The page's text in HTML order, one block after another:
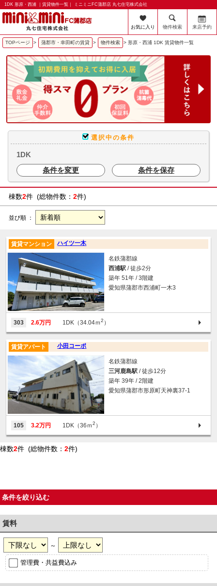
1DK 形原・西浦 ｜賃貸物件一覧｜ ミニミニFC蒲郡店 丸七住宅株式会社
お気に入り 物件検索 来店予約
TOPページ > 蒲郡市・幸田町の賃貸 > 物件検索 > 形原・西浦 1DK 賃貸物件一覧
選択中の条件
1DK
条件を変更
条件を保存
棟数2件 (総物件数： 2件)
並び順 ：
ハイツ一木
賃貸マンション
名鉄蒲郡線
西浦駅 / 徒歩2分
築年 51年 / 3階建
愛知県蒲郡市西浦町一木3
303 2.6万円 1DK（34.04ｍ2 ）
小田コーポ
賃貸アパート
名鉄蒲郡線
三河鹿島駅 / 徒歩12分
築年 39年 / 2階建
愛知県蒲郡市形原町天神裏37-1
105 3.2万円 1DK（36ｍ2 ）
棟数2件 (総物件数： 2件)
条件を絞り込む
賃料
～
管理費・共益費込み